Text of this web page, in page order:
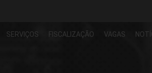
SERVIÇOS FISCALIZAÇÃO VAGAS